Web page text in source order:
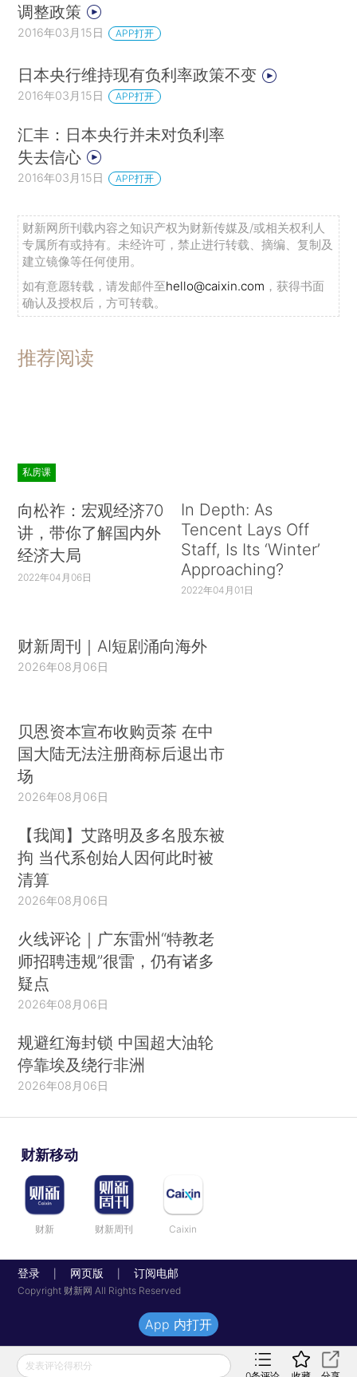
调整政策
2016年03月15日 APP打开
日本央行维持现有负利率政策不变
2016年03月15日 APP打开
汇丰：日本央行并未对负利率
失去信心
2016年03月15日 APP打开
财新网所刊载内容之知识产权为财新传媒及/或相关权利人
专属所有或持有。未经许可，禁止进行转载、摘编、复制及
建立镜像等任何使用。
如有意愿转载，请发邮件至hello@caixin.com ，获得书面
确认及授权后，方可转载。
推荐阅读
私房课
向松祚：宏观经济70
讲，带你了解国内外
经济大局
2022年04月06日
In Depth: As
Tencent Lays Off
Staff, Is Its ‘Winter’
Approaching?
2022年04月01日
财新周刊｜AI短剧涌向海外
2026年08月06日
贝恩资本宣布收购贡茶 在中
国大陆无法注册商标后退出市
场
2026年08月06日
【我闻】艾路明及多名股东被
拘 当代系创始人因何此时被
清算
2026年08月06日
火线评论｜广东雷州“特教老
师招聘违规”很雷，仍有诸多
疑点
2026年08月06日
规避红海封锁 中国超大油轮
停靠埃及绕行非洲
2026年08月06日
财新移动
财新 财新周刊 Caixin
登录 网页版 订阅电邮
Copyright 财新网 All Rights Reserved
发表评论得积分
App 内打开